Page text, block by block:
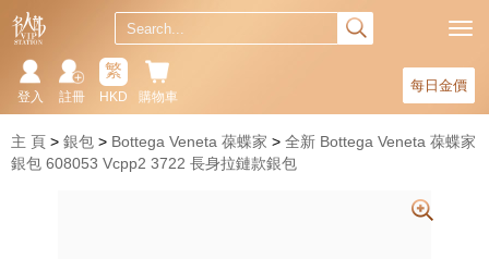
每日金價
購物車
繁
HKD
註冊
登入
主 頁 銀包 Bottega Veneta 葆蝶家
全新 Bottega Veneta 葆蝶家
銀包 608053 Vcpp2 3722 長身拉鏈款銀包